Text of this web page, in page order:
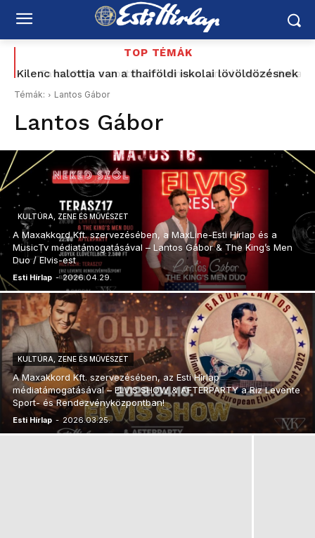
TOP TÉMÁK
Kilenc halottja van a thaiföldi iskolai lövöldözésnek
Tata 1956: a sortűz története, amely most Baka
Andrásig ért – korabeli MTV Híradó-felvétellel –
a...
Témák: Lantos Gábor
Lantos Gábor
KULTÚRA, ZENE ÉS MŰVÉSZET
A Maxakkord Kft. szervezésében, a MaxLine-Esti Hírlap és a
MusicTv médiatámogatásával – Lantos Gábor & The King’s Men
Duo / Elvis-est
Esti Hírlap - 2026.04.29.
KULTÚRA, ZENE ÉS MŰVÉSZET
A Maxakkord Kft. szervezésében, az Esti Hírlap
médiatámogatásával – ELVIS SHOW & AFTERPARTY a Riz Levente
Sport- és Rendezvényközpontban!
Esti Hírlap - 2026.03.25.